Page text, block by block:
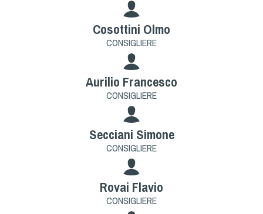
Cosottini Olmo
CONSIGLIERE
Aurilio Francesco
CONSIGLIERE
Secciani Simone
CONSIGLIERE
Rovai Flavio
CONSIGLIERE
Nosework
Obedience
Rally Obedience
Retriever Sport
Ricerca Tartufo
Sheepdog
Sport acquatici
Treibball
Ipo Delta
Freestyle
Protezione civile Sportiva